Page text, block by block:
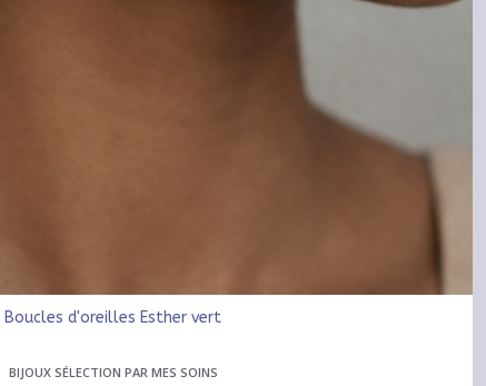
Boucles d'oreilles Esther vert
BIJOUX SÉLECTION PAR MES SOINS